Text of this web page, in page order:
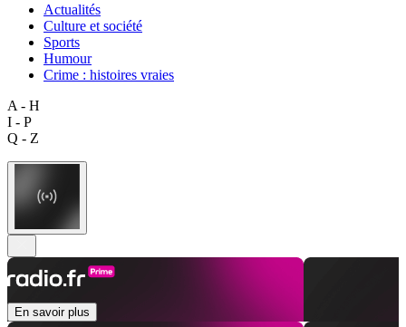
Actualités
Culture et société
Sports
Humour
Crime : histoires vraies
A - H
I - P
Q - Z
En savoir plus